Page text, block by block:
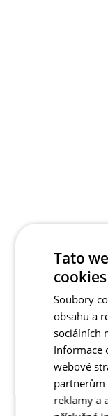
Tato
cookies
Soubory
obsahu a
sociálních
Informace
webové
partnerům
reklamy a